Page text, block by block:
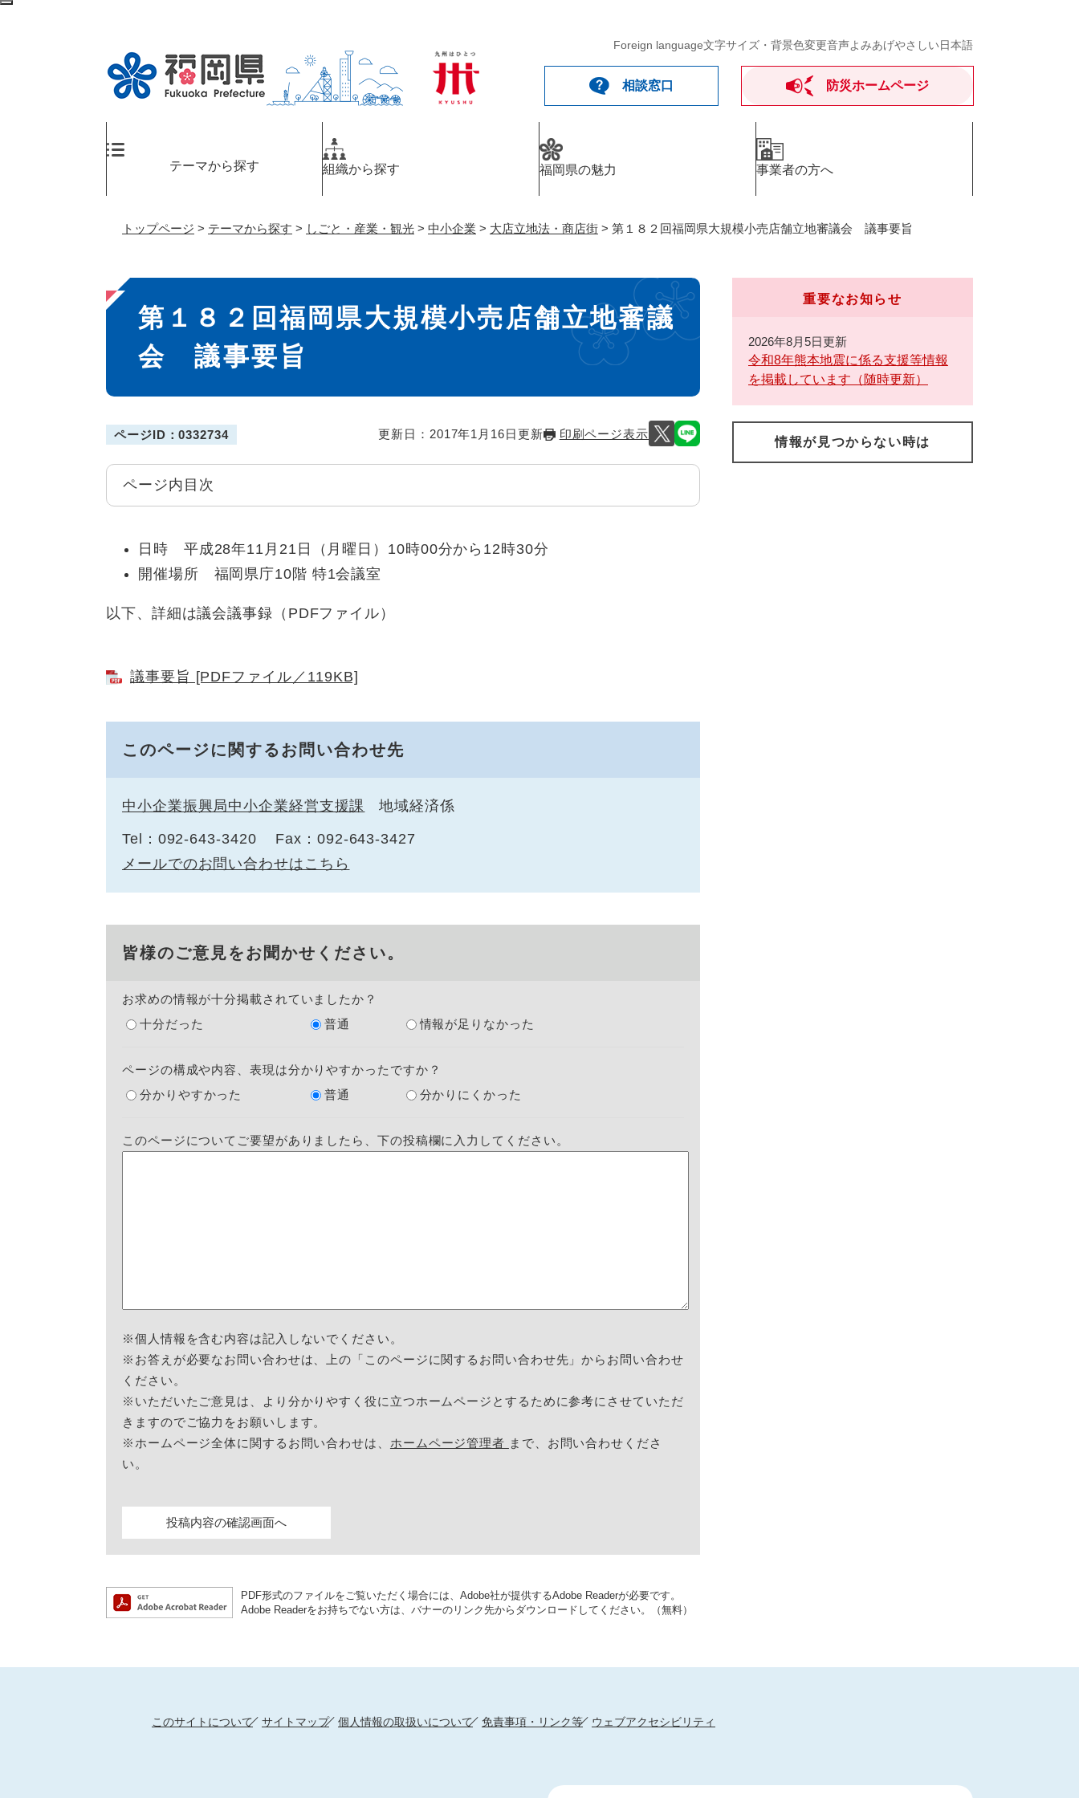
ペ
Foreign language文字サイズ・背景色変更音声よみあげやさしい日本語
相談窓口 防災ホームページ
テーマから探す 組織から探す 福岡県の魅力 事業者の方へ
トップページ > テーマから探す > しごと・産業・観光 > 中小企業 > 大店立地法・商店街 > 第１８２回福岡県大規模小売店舗立地審議会 議事要旨
本
文
第１８２回福岡県大規模小売店舗立地審議
会 議事要旨
ページID：0332734 更新日：2017年1月16日更新 印刷ページ表示
ページ内目次
日時 平成28年11月21日（月曜日）10時00分から12時30分
開催場所 福岡県庁10階 特1会議室
以下、詳細は議会議事録（PDFファイル）
議事要旨 [PDFファイル／119KB]
このページに関するお問い合わせ先
中小企業振興局中小企業経営支援課 地域経済係
Tel：092-643-3420
Fax：092-643-3427
メールでのお問い合わせはこちら
皆様のご意見をお聞かせください。
お求めの情報が十分掲載されていましたか？
十分だった
普通 情報が足りなかった
ページの構成や内容、表現は分かりやすかったですか？
分かりやすかった
普通 分かりにくかった
このページについてご要望がありましたら、下の投稿欄に入力してください。
※個人情報を含む内容は記入しないでください。
※お答えが必要なお問い合わせは、上の「このページに関するお問い合わせ先」からお問い合わせ
ください。
※いただいたご意見は、より分かりやすく役に立つホームページとするために参考にさせていただ
きますのでご協力をお願いします。
※ホームページ全体に関するお問い合わせは、 ホームページ管理者 まで、お問い合わせくださ
い。
PDF形式のファイルをご覧いただく場合には、Adobe社が提供するAdobe Readerが必要です。
Adobe Readerをお持ちでない方は、バナーのリンク先からダウンロードしてください。（無料）
重要なお知らせ
2026年8月5日更新
令和8年熊本地震に係る支援等情報
を掲載しています（随時更新）
情報が見つからない時は
このサイトについて サイトマップ 個人情報の取扱いについて 免責事項・リンク等 ウェブアクセシビリティ